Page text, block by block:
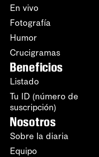
En vivo
Fotografía
Humor
Crucigramas
Beneficios
Listado
Tu ID (número de
suscripción)
Nosotros
Sobre la diaria
Equipo